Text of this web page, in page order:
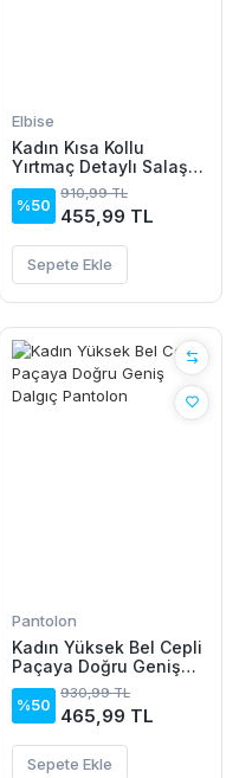
Elbise
Kadın Kısa Kollu
Yırtmaç Detaylı Salaş
Viskon Elbise
%50
910,99 TL
455,99 TL
Sepete Ekle
Pantolon
Kadın Yüksek Bel Cepli
Paçaya Doğru Geniş
Dalgıç Pantolon
%50
930,99 TL
465,99 TL
Sepete Ekle